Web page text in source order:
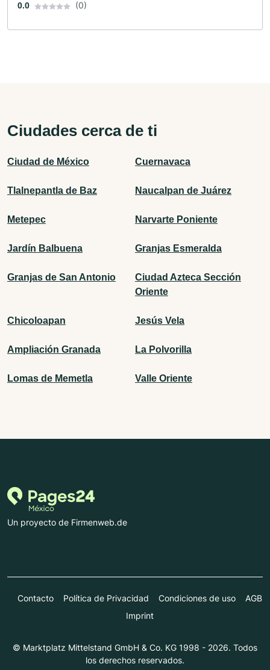
0.0 (0)
Ciudades cerca de ti
Ciudad de México Cuernavaca
Tlalnepantla de Baz Naucalpan de Juárez
Metepec Narvarte Poniente
Jardín Balbuena Granjas Esmeralda
Granjas de San Antonio
Ciudad Azteca Sección
Oriente
Chicoloapan Jesús Vela
Ampliación Granada La Polvorilla
Lomas de Memetla Valle Oriente
Un proyecto de Firmenweb.de
Contacto Política de Privacidad Condiciones de uso
AGB
Imprint
© Marktplatz Mittelstand GmbH & Co. KG 1998 - 2026. Todos
los derechos reservados.